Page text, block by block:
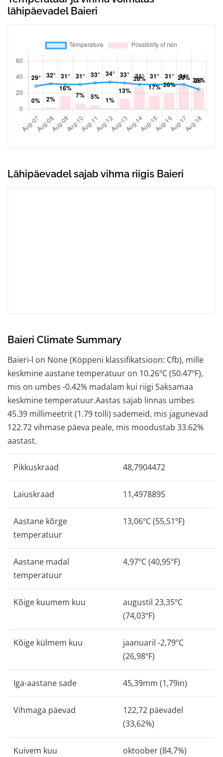
lähipäevadel Baieri
Lähipäevadel sajab vihma riigis Baieri
Baieri Climate Summary
Baieri-l on None (Köppeni klassifikatsioon: Cfb), mille
keskmine aastane temperatuur on 10.26ºC (50.47ºF),
mis on umbes -0.42% madalam kui riigi Saksamaa
keskmine temperatuur.Aastas sajab linnas umbes
45.39 millimeetrit (1.79 tolli) sademeid, mis jagunevad
122.72 vihmase päeva peale, mis moodustab 33.62%
aastast.
Pikkuskraad 48,7904472
Laiuskraad 11,4978895
Aastane kõrge
temperatuur
13,06ºC (55,51ºF)
Aastane madal
temperatuur
4,97ºC (40,95ºF)
Kõige kuumem kuu
augustil 23,35ºC
(74,03ºF)
Kõige külmem kuu
jaanuaril -2,79ºC
(26,98ºF)
Iga-aastane sade 45,39mm (1,79in)
Vihmaga päevad
122,72 päevadel
(33,62%)
Kuivem kuu oktoober (84,7%)